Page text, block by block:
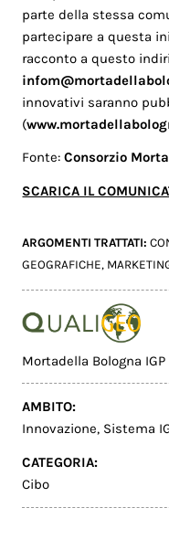
parte della stessa
partecipare a questa
racconto a questo
innovativi saranno
(
Fonte:Consorzio
SCARICA IL
ARGOMENTI TRATTATI:
GEOGRAFICHE,
Mortadella Bologna IGP
AMBITO:
Innovazione, Sistema
CATEGORIA:
Cibo